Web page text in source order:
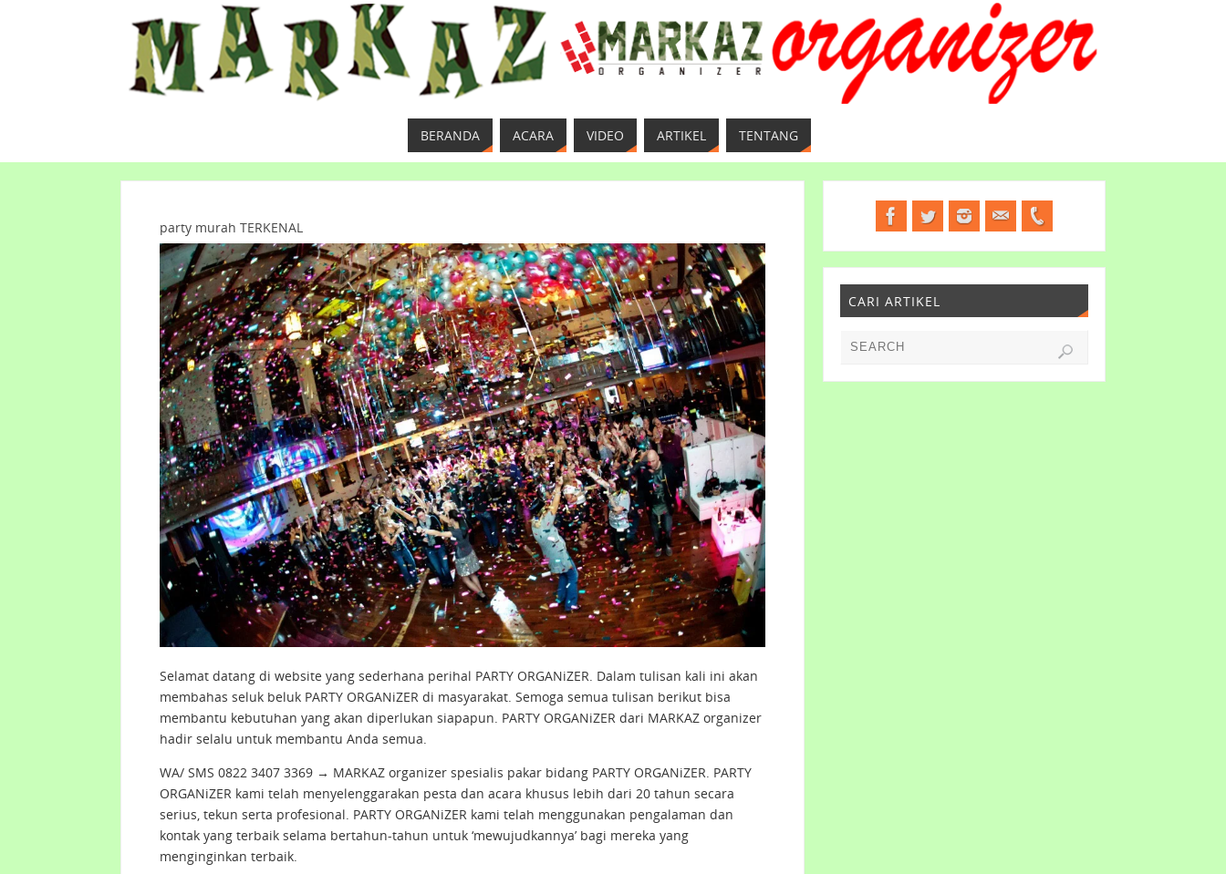
BERANDA ACARA VIDEO ARTIKEL TENTANG
party murah TERKENAL
Selamat datang di website yang sederhana perihal PARTY ORGANiZER. Dalam tulisan kali ini akan
membahas seluk beluk PARTY ORGANiZER di masyarakat. Semoga semua tulisan berikut bisa
membantu kebutuhan yang akan diperlukan siapapun. PARTY ORGANiZER dari MARKAZ organizer
hadir selalu untuk membantu Anda semua.
WA/ SMS 0822 3407 3369 → MARKAZ organizer spesialis pakar bidang PARTY ORGANiZER. PARTY
ORGANiZER kami telah menyelenggarakan pesta dan acara khusus lebih dari 20 tahun secara
serius, tekun serta profesional. PARTY ORGANiZER kami telah menggunakan pengalaman dan
kontak yang terbaik selama bertahun-tahun untuk ‘mewujudkannya’ bagi mereka yang
menginginkan terbaik.
CARI ARTIKEL